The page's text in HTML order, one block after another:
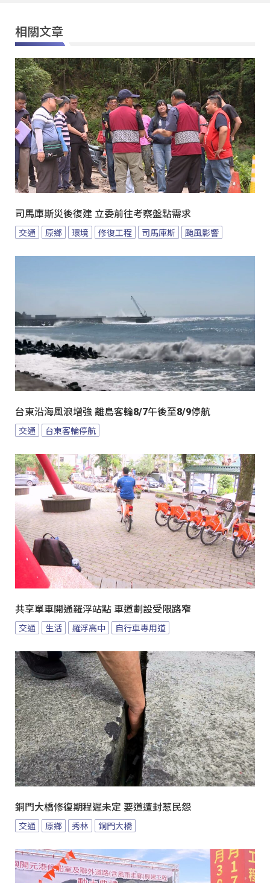
相關文章
司馬庫斯災後復建 立委前往考察盤點需求
交通 原鄉 環境 修復工程 司馬庫斯 颱風影響
台東沿海風浪增強 離島客輪8/7午後至8/9停航
交通 台東客輪停航
共享單車開通羅浮站點 車道劃設受限路窄
交通 生活 羅浮高中 自行車專用道
銅門大橋修復期程遲未定 要道遭封惹民怨
交通 原鄉 秀林 銅門大橋